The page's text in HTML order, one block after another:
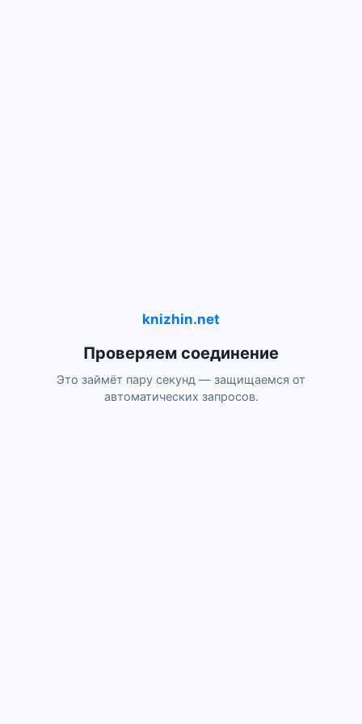
knizhin.net
Проверяем соединение
Это займёт пару секунд — защищаемся от
автоматических запросов.